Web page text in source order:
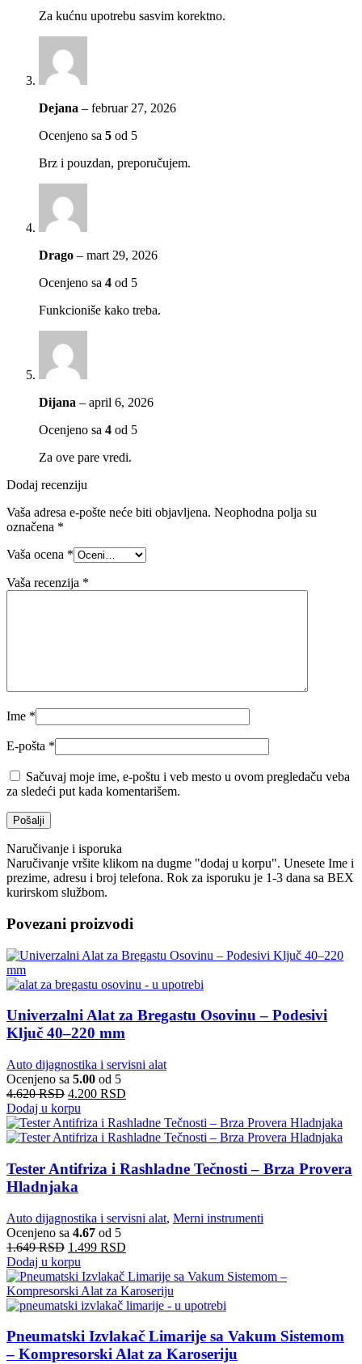
Za kućnu upotrebu sasvim korektno.
Dejana – februar 27, 2026
Ocenjeno sa 5 od 5
Brz i pouzdan, preporučujem.
Drago – mart 29, 2026
Ocenjeno sa 4 od 5
Funkcioniše kako treba.
Dijana – april 6, 2026
Ocenjeno sa 4 od 5
Za ove pare vredi.
Dodaj recenziju
Vaša adresa e-pošte neće biti objavljena. Neophodna polja su
označena *
Vaša ocena *
Vaša recenzija *
Ime *
E-pošta *
Sačuvaj moje ime, e-poštu i veb mesto u ovom pregledaču veba
za sledeći put kada komentarišem.
Naručivanje i isporuka
Naručivanje vršite klikom na dugme "dodaj u korpu". Unesete Ime i
prezime, adresu i broj telefona. Rok za isporuku je 1-3 dana sa BEX
kurirskom službom.
Povezani proizvodi
Univerzalni Alat za Bregastu Osovinu – Podesivi
Ključ 40–220 mm
Auto dijagnostika i servisni alat
Ocenjeno sa 5.00 od 5
4.620RSD 4.200 RSD
Dodaj u korpu
Tester Antifriza i Rashladne Tečnosti – Brza Provera
Hladnjaka
Auto dijagnostika i servisni alat, Merni instrumenti
Ocenjeno sa 4.67 od 5
1.649RSD 1.499 RSD
Dodaj u korpu
Pneumatski Izvlakač Limarije sa Vakum Sistemom
– Kompresorski Alat za Karoseriju